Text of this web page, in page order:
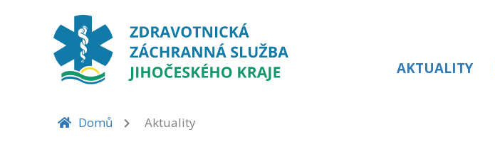
AKTUALITY
AKTUALITY
Domů Aktuality